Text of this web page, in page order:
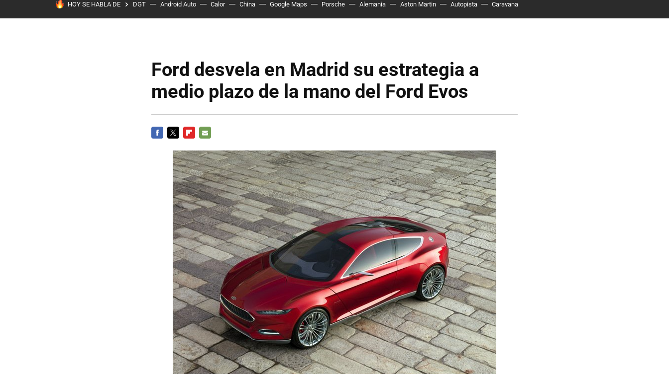
HOY SE HABLA DE DGT Android Auto Calor China Google Maps Porsche Alemania Aston Martin Autopista Caravana
Ford desvela en Madrid su estrategia a
medio plazo de la mano del Ford Evos
MAIL